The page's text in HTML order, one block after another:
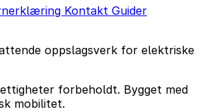
Kontakt Guider
oppslagsverk for elektriske
forbeholdt. Bygget med
mobilitet.